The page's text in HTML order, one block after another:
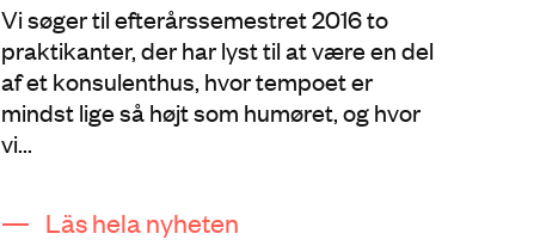
Vi søger til efterårssemestret 2016 to
praktikanter, der har lyst til at være en del
af et konsulenthus, hvor tempoet er
mindst lige så højt som humøret, og hvor
vi...
Läs hela nyheten